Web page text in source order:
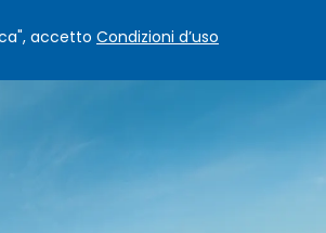
accetto Condizioni d’uso